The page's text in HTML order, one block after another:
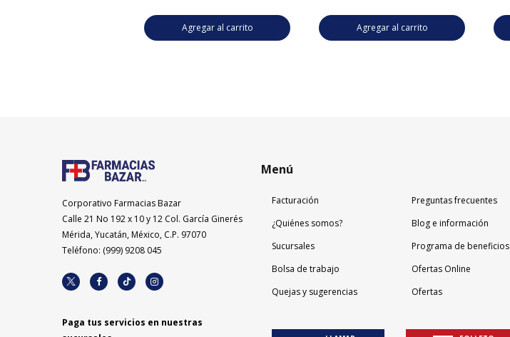
Agregar al carrito Agregar al carrito
Corporativo Farmacias Bazar
Calle 21 No 192 x 10 y 12 Col. García Ginerés
Mérida, Yucatán, México, C.P. 97070
Teléfono: (999) 9208 045
Menú
Facturación
¿Quiénes somos?
Sucursales
Bolsa de trabajo
Quejas y sugerencias
Preguntas frecuentes
Blog e información
Programa de beneficios
Ofertas Online
Ofertas
Paga tus servicios en nuestras